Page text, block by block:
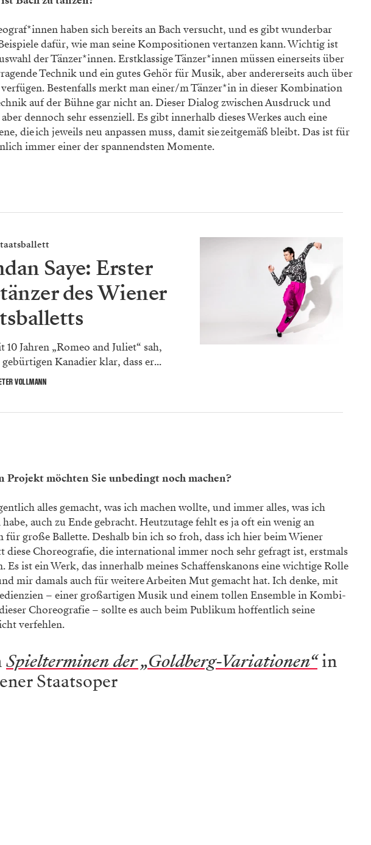
haben sich bereits an Bach versucht, und es gibt wunder­bar
dafür, wie man seine Kompositionen vertanzen kann. Wichtig ist
der Tänzer*innen. Erstklassige Tänzer*innen müssen einerseits über
Technik und ein gutes Gehör für Musik, aber andererseits auch über
Bestenfalls merkt man einer/m Tänzer*in in dieser Kombi­nation
auf der Bühne gar nicht an. Dieser Dialog zwischen Ausdruck und
dennoch sehr essenziell. Es gibt innerhalb dieses Werkes auch eine
die ich jeweils neu anpassen muss, damit sie zeitgemäß bleibt. Das ist für
immer einer der spannendsten Momente.
Saye: Erster
des Wiener
10 Jahren „Romeo and Juliet“ sah,
Kanadier klar, dass er...
VOLLMANN
Projekt möchten Sie unbedingt noch machen?
alles gemacht, was ich machen wollte, und immer alles, was ich
habe, auch zu Ende gebracht. Heutzutage fehlt es ja oft ein wenig an
für große Ballette. Deshalb bin ich so froh, dass ich hier beim Wiener
diese Choreografie, die international immer noch sehr gefragt ist, erstmals
Es ist ein Werk, das innerhalb meines Schaffenskanons eine wichtige Rolle
mir damals auch für weitere Arbeiten Mut gemacht hat. Ich denke, mit
– einer großartigen Musik und einem tollen Ensem­ble in Kombi­
Choreo­grafie – sollte es auch beim Publikum hoffentlich seine
verfehlen.
Spielterminen der „Goldberg-Variationen“in
Staatsoper